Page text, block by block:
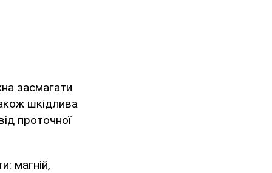
засмагати
шкідлива
проточної
магній,